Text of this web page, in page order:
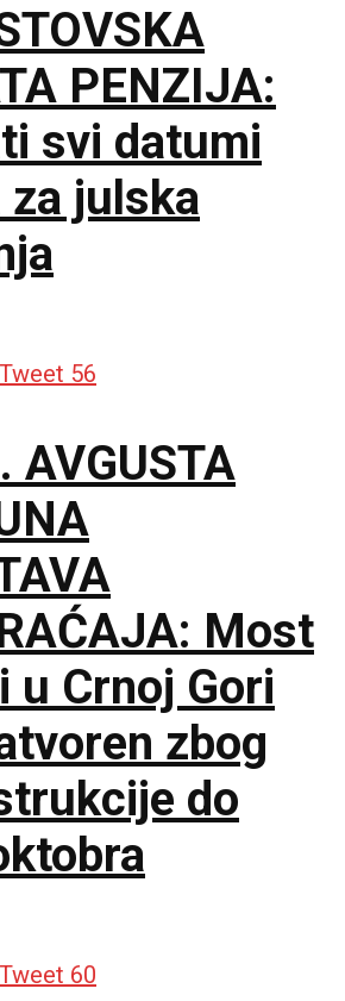
PENZIJA:
svi datumi
za julska
Tweet 56
AVGUSTA
Most
u Crnoj Gori
zbog
do
Tweet 60